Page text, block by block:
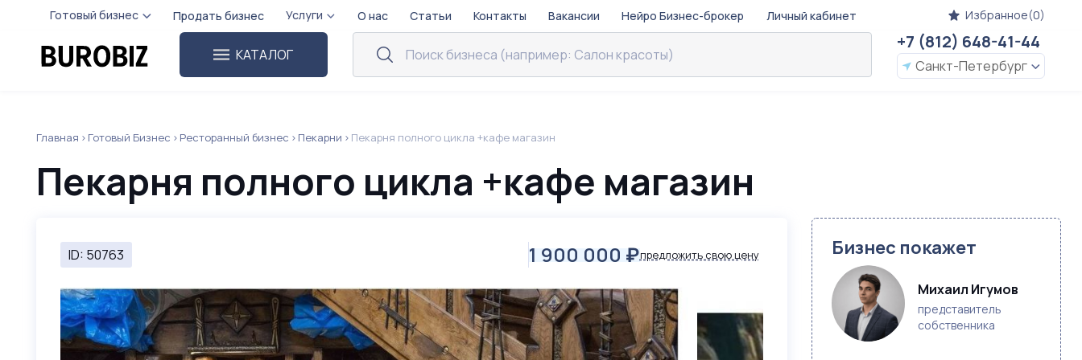
Готовый бизнес Продать бизнес Услуги О нас Статьи Контакты Вакансии Нейро Бизнес-брокер Личный кабинет Избранное(0)
КАТАЛОГ
+7 (812) 648-41-44
Санкт-Петербург
Главная Готовый Бизнес Ресторанный бизнес Пекарни Пекарня полного цикла +кафе магазин
Пекарня полного цикла +кафе магазин
ID: 50763 1 900 000 ₽предложить свою цену Бизнес покажет
Михаил Игумов
представитель
собственника